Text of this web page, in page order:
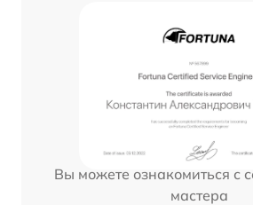
Вы можете ознакомиться с
мастера